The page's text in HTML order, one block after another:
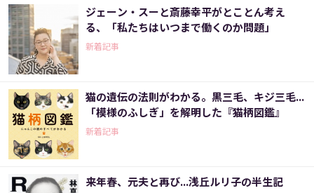
ジェーン・スーと斎藤幸平がとことん考え
る、「私たちはいつまで働くのか問題」
新着記事
猫の遺伝の法則がわかる。黒三毛、キジ三毛...
「模様のふしぎ」を解明した『猫柄図鑑』
新着記事
来年春、元夫と再び...浅丘ルリ子の半生記